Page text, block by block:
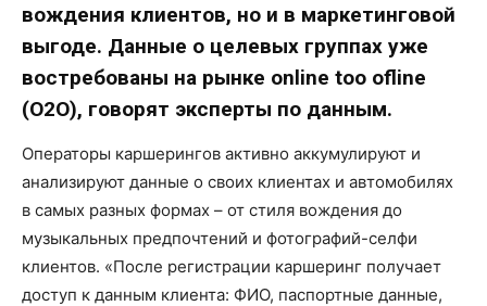
вождения клиентов, но и в маркетинговой
выгоде. Данные о целевых группах уже
востребованы на рынке online too ofline
(O2O), говорят эксперты по данным.
Операторы каршерингов активно аккумулируют и
анализируют данные о своих клиентах и автомобилях
в самых разных формах – от стиля вождения до
музыкальных предпочтений и фотографий-селфи
клиентов. «После регистрации каршеринг получает
доступ к данным клиента: ФИО, паспортные данные,